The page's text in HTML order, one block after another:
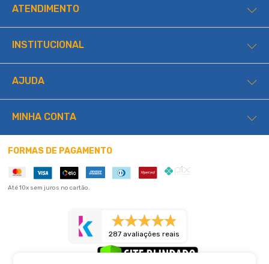
ATENDIMENTO
INSTITUCIONAL
AJUDA
MINHA CONTA
FORMAS DE PAGAMENTO
Até 10x sem juros no cartão.
287 avaliações reais